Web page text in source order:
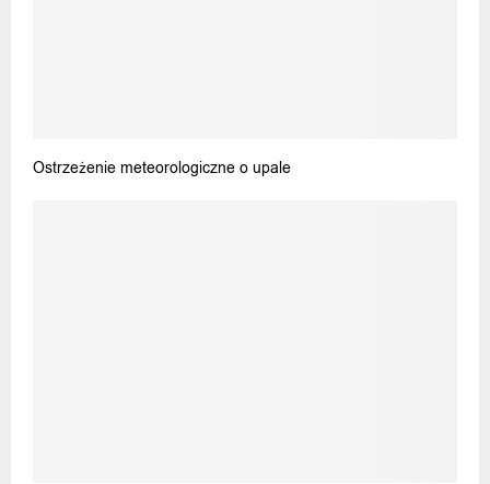
Ostrzeżenie meteorologiczne o upale